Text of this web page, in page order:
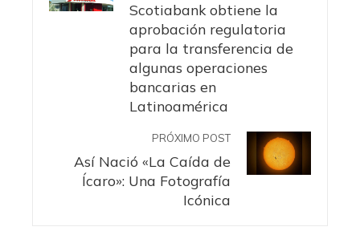
Scotiabank obtiene la
aprobación regulatoria
para la transferencia de
algunas operaciones
bancarias en
Latinoamérica
PRÓXIMO POST
Así Nació «La Caída de
Ícaro»: Una Fotografía
Icónica